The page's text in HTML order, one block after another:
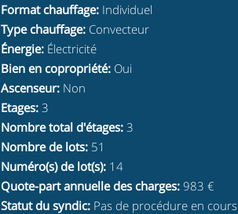
Format chauffage: Individuel
Type chauffage: Convecteur
Énergie: Électricité
Bien en copropriété: Oui
Ascenseur: Non
Etages: 3
Nombre total d'étages: 3
Nombre de lots: 51
Numéro(s) de lot(s): 14
Quote-part annuelle des charges: 983 €
Statut du syndic: Pas de procédure en cours